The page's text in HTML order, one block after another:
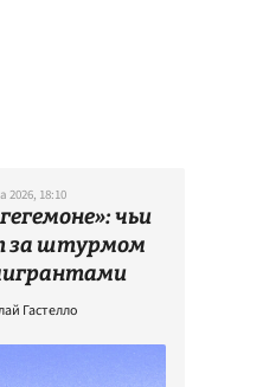
2026, 18:10
чьи
за штурмом
Гастелло